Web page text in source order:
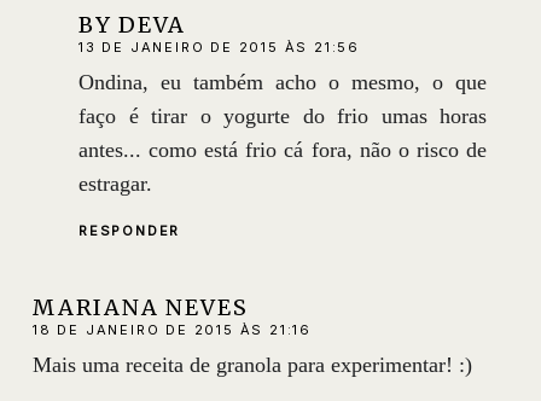
BY DEVA
13 DE JANEIRO DE 2015 ÀS 21:56
Ondina, eu também acho o mesmo, o que
faço é tirar o yogurte do frio umas horas
antes... como está frio cá fora, não o risco de
estragar.
RESPONDER
MARIANA NEVES
18 DE JANEIRO DE 2015 ÀS 21:16
Mais uma receita de granola para experimentar! :)